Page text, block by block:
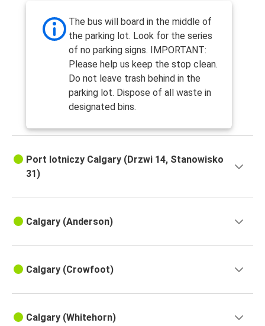
The bus will board in the middle of
the parking lot. Look for the series
of no parking signs. IMPORTANT:
Please help us keep the stop clean.
Do not leave trash behind in the
parking lot. Dispose of all waste in
designated bins.
Port lotniczy Calgary (Drzwi 14, Stanowisko
31)
Calgary (Anderson)
Calgary (Crowfoot)
Calgary (Whitehorn)